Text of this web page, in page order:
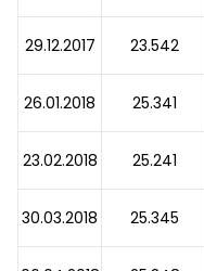
29.12.2017 23.542
26.01.2018 25.341
23.02.2018 25.241
30.03.2018 25.345